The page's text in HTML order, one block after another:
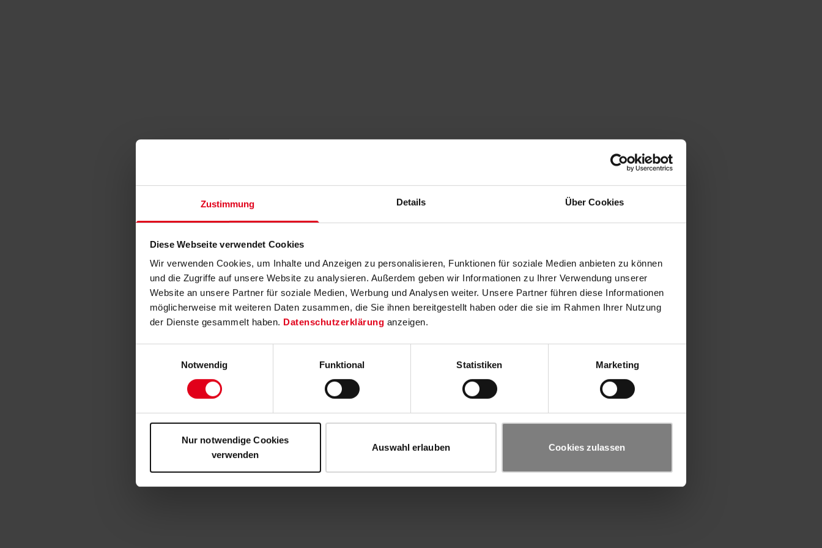
Zustimmung Details Über Cookies
Diese Webseite verwendet Cookies
Wir verwenden Cookies, um Inhalte und Anzeigen zu personalisieren, Funktionen für soziale Medien anbieten zu können
und die Zugriffe auf unsere Website zu analysieren. Außerdem geben wir Informationen zu Ihrer Verwendung unserer
Website an unsere Partner für soziale Medien, Werbung und Analysen weiter. Unsere Partner führen diese Informationen
möglicherweise mit weiteren Daten zusammen, die Sie ihnen bereitgestellt haben oder die sie im Rahmen Ihrer Nutzung
der Dienste gesammelt haben. Datenschutzerklärung anzeigen.
Notwendig
Funktional Statistiken Marketing
Nur notwendige Cookies
verwenden
Auswahl erlauben Cookies zulassen